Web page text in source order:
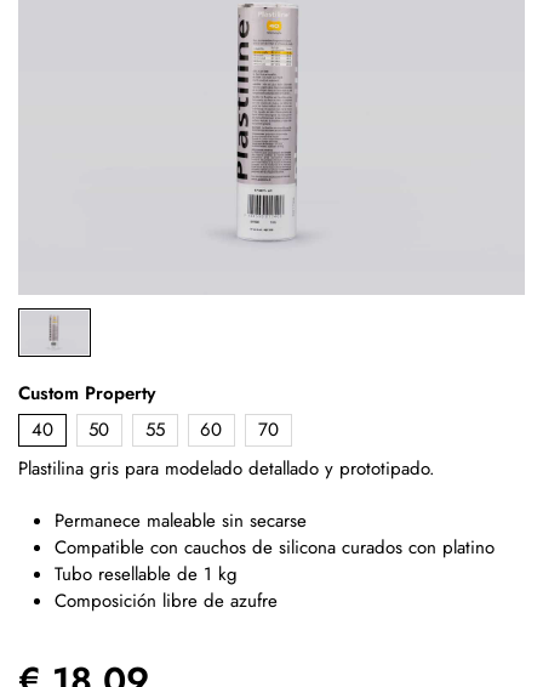
Custom Property
40
50 55 60
70
Plastilina gris para modelado detallado y prototipado.
Permanece maleable sin secarse
Compatible con cauchos de silicona curados con platino
Tubo resellable de 1 kg
Composición libre de azufre